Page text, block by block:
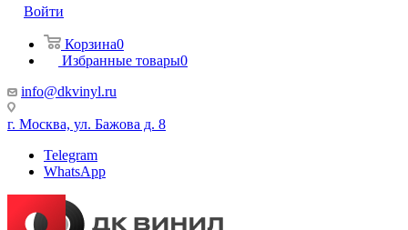
Войти
Корзина0
Избранные товары0
info@dkvinyl.ru
г. Москва, ул. Бажова д. 8
Telegram
WhatsApp